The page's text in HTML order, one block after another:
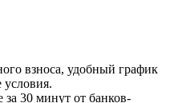
взноса, удобный график
30 минут от банков-